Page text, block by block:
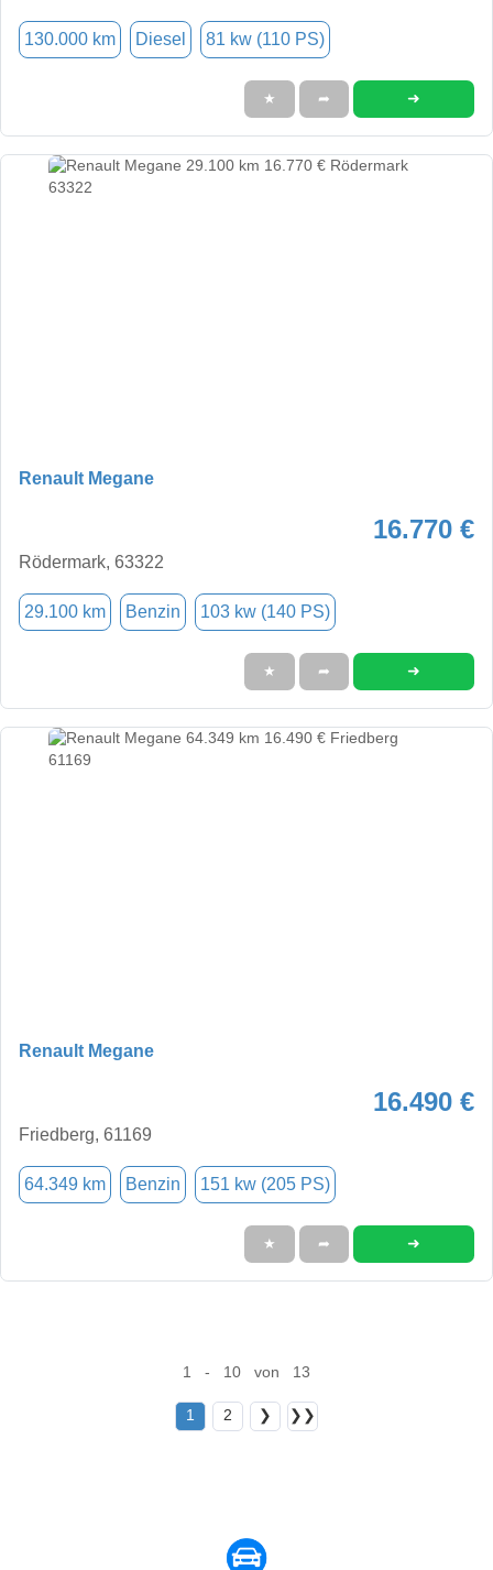
130.000 km Diesel 81 kw (110 PS)
★ ➦ ➜
Renault Megane
16.770 €
Rödermark, 63322
29.100 km Benzin 103 kw (140 PS)
★ ➦ ➜
Renault Megane
16.490 €
Friedberg, 61169
64.349 km Benzin 151 kw (205 PS)
★ ➦ ➜
1 - 10 von 13
1 2 ❯ ❯❯